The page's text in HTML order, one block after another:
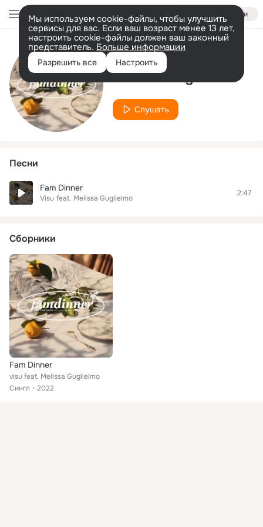
Войти
Мы используем cookie-файлы, чтобы улучшить
сервисы для вас. Если ваш возраст менее 13 лет,
настроить cookie-файлы должен ваш законный
представитель. Больше информации
Разрешить все Настроить
Исполнитель
Melissa Guglielmo
Слушать
Песни
Fam Dinner
Visu feat. Melissa Guglielmo
2:47
Сборники
Fam Dinner
visu feat. Melissa Guglielmo
Сингл
2022